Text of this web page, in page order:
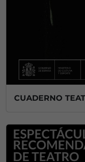
CUADERNO